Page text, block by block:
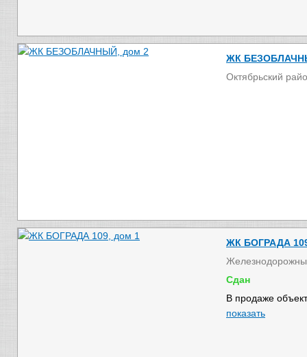
ЖК
Октябрьский
ЖК БОГРАДА
Сдан
В продаже
показать